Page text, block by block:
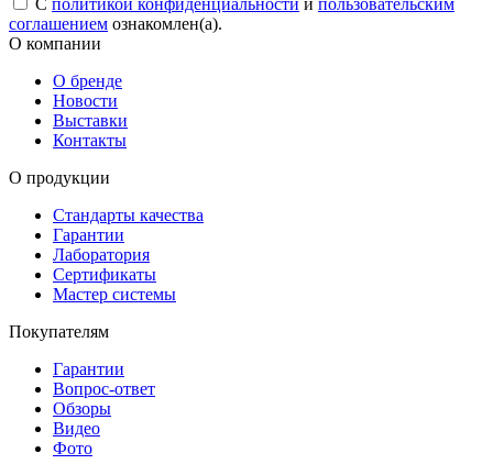
соглашением ознакомлен(а).
О компании
О бренде
Новости
Выставки
Контакты
О продукции
Стандарты качества
Гарантии
Лаборатория
Сертификаты
Мастер системы
Покупателям
Гарантии
Вопрос-ответ
Обзоры
Видео
Фото